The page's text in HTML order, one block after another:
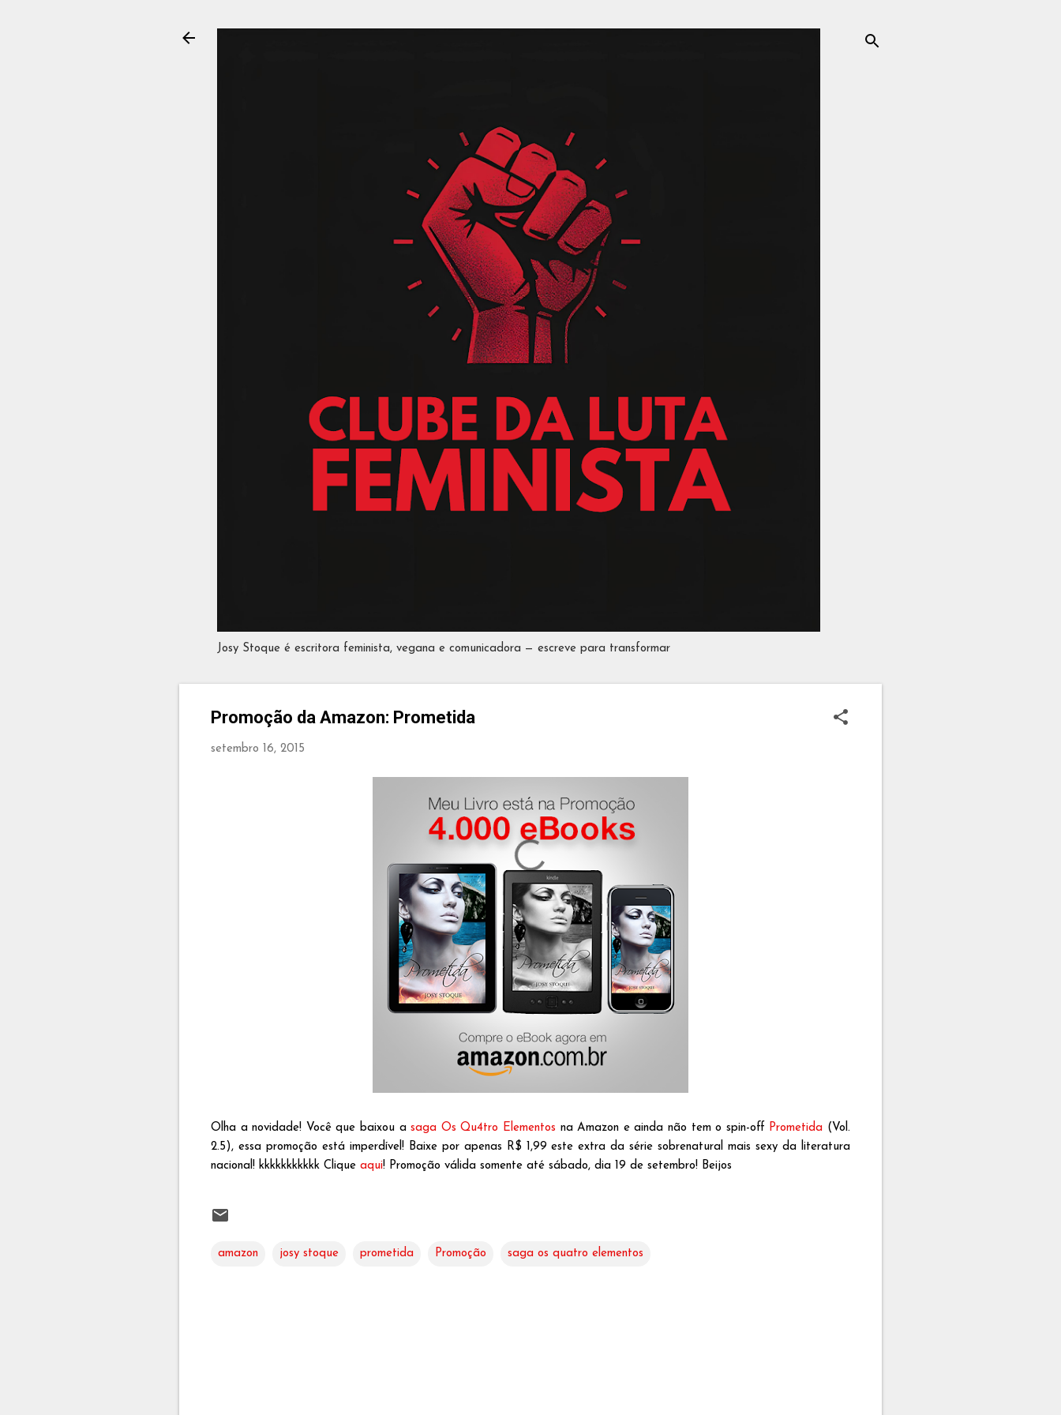
Josy Stoque é escritora feminista, vegana e comunicadora — escreve para transformar
Promoção da Amazon: Prometida
setembro 16, 2015
Olha a novidade! Você que baixou asaga Os Qu4tro Elementos na Amazon e ainda não tem o spin-off Prometida (Vol.
2.5), essa promoção está imperdível! Baixe por apenas R$ 1,99 este extra da série sobrenatural mais sexy da literatura
nacional! kkkkkkkkkkk Clique aqui! Promoção válida somente até sábado, dia 19 de setembro! Beijos
amazon josy stoque prometida Promoção saga os quatro elementos